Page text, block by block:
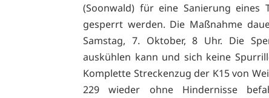
(Soonwald) für eine Sanierung eines
gesperrt werden. Die Maßnahme
Samstag, 7. Oktober, 8 Uhr. Die
auskühlen kann und sich keine
Komplette Streckenzug der K15 von
229 wieder ohne Hindernisse